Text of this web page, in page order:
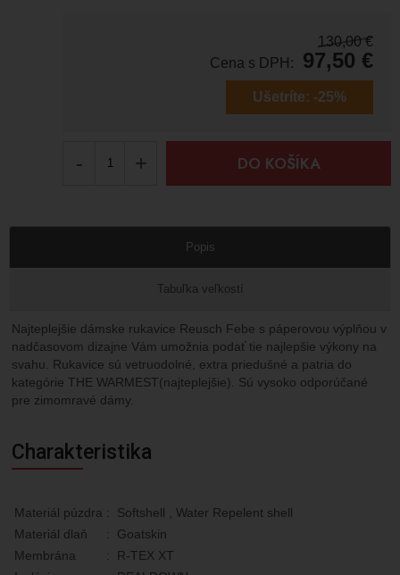
130,00 €
Cena s DPH:
97,50 €
Ušetríte: -25%
- + DO KOŠÍKA
Popis
Tabuľka veľkostí
Najteplejšie dámske rukavice Reusch Febe s páperovou výplňou v
nadčasovom dizajne Vám umožnia podať tie najlepšie výkony na
svahu. Rukavice sú vetruodolné, extra priedušné a patria do
kategórie THE WARMEST(najteplejšie). Sú vysoko odporúčané
pre zimomravé dámy.
Charakteristika
Materiál púzdra :
Softshell , Water Repelent shell
Materiál dlaň
:
Goatskin
Membrána
:
R-TEX XT